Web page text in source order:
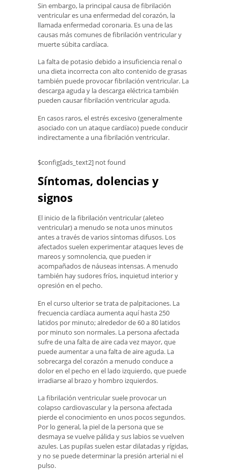
Sin embargo, la principal causa de fibrilación
ventricular es una enfermedad del corazón, la
llamada enfermedad coronaria. Es una de las
causas más comunes de fibrilación ventricular y
muerte súbita cardíaca.
La falta de potasio debido a insuficiencia renal o
una dieta incorrecta con alto contenido de grasas
también puede provocar fibrilación ventricular. La
descarga aguda y la descarga eléctrica también
pueden causar fibrilación ventricular aguda.
En casos raros, el estrés excesivo (generalmente
asociado con un ataque cardíaco) puede conducir
indirectamente a una fibrilación ventricular.
$config[ads_text2] not found
Síntomas, dolencias y
signos
El inicio de la fibrilación ventricular (aleteo
ventricular) a menudo se nota unos minutos
antes a través de varios síntomas difusos. Los
afectados suelen experimentar ataques leves de
mareos y somnolencia, que pueden ir
acompañados de náuseas intensas. A menudo
también hay sudores fríos, inquietud interior y
opresión en el pecho.
En el curso ulterior se trata de palpitaciones. La
frecuencia cardíaca aumenta aquí hasta 250
latidos por minuto; alrededor de 60 a 80 latidos
por minuto son normales. La persona afectada
sufre de una falta de aire cada vez mayor, que
puede aumentar a una falta de aire aguda. La
sobrecarga del corazón a menudo conduce a
dolor en el pecho en el lado izquierdo, que puede
irradiarse al brazo y hombro izquierdos.
La fibrilación ventricular suele provocar un
colapso cardiovascular y la persona afectada
pierde el conocimiento en unos pocos segundos.
Por lo general, la piel de la persona que se
desmaya se vuelve pálida y sus labios se vuelven
azules. Las pupilas suelen estar dilatadas y rígidas,
y no se puede determinar la presión arterial ni el
pulso.